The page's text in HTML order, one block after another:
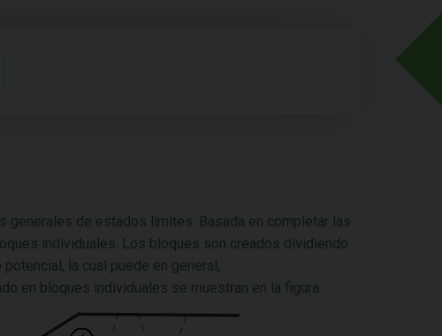
generales de estados límites. Basada en completar las
individuales. Los bloques son creados dividiendo
la cual puede en general,
en bloques individuales se muestran en la figura.